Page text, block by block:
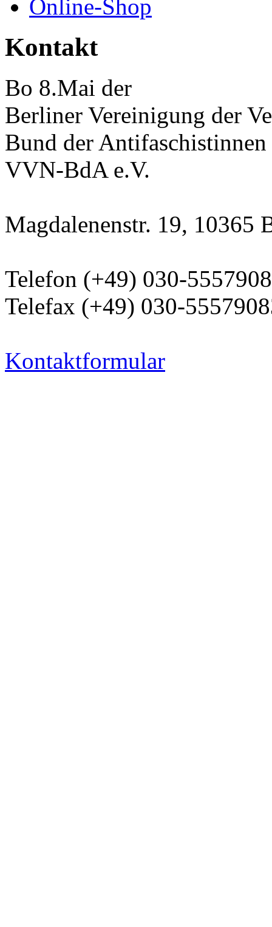
Online-Shop
Kontakt
Bo 8.Mai der
Berliner Vereinigung der
Bund der
VVN-BdA e.V.
Magdalenenstr. 19, 10365
Telefon (+49) 030-
Telefax (+49) 030-
Kontaktformular